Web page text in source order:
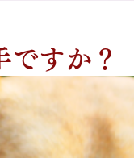
ですか？